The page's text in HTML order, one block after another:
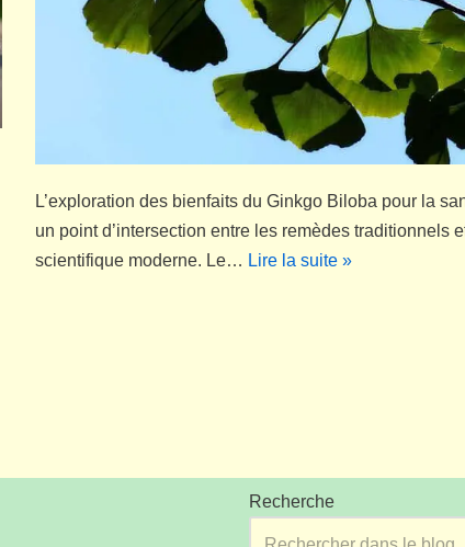
L’exploration des bienfaits du Ginkgo Biloba pour la
un point d’intersection entre les remèdes traditionnels
scientifique moderne. Le… Lire la suite »
Recherche